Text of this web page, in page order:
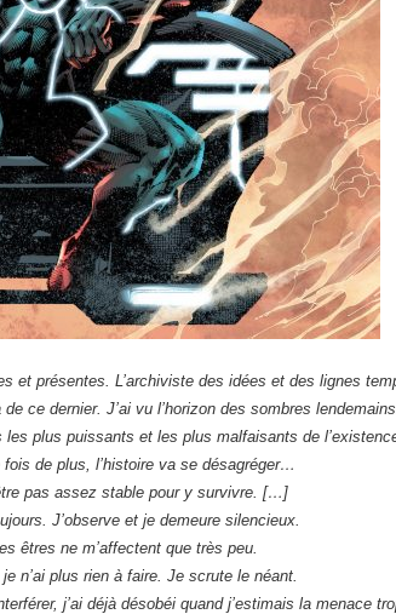
présentes. L’archiviste des idées et des lignes
ce dernier. J’ai vu l’horizon des sombres
plus puissants et les plus malfaisants de
de plus, l’histoire va se désagréger…
pas assez stable pour y survivre. […]
J’observe et je demeure silencieux.
êtres ne m’affectent que très peu.
n’ai plus rien à faire. Je scrute le néant.
j’ai déjà désobéi quand j’estimais la menace